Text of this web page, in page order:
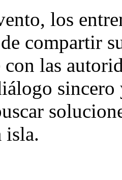
los
compartir
las
isla.